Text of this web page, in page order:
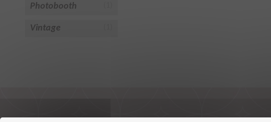
Photobooth
Vintage